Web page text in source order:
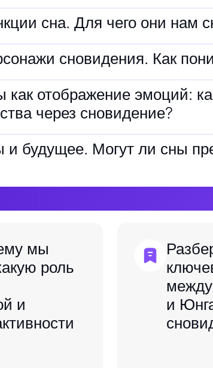
сна. Для чего они нам
сновидения. Как
как отображение эмоций:
через сновидение?
и будущее. Могут ли сны
мы
роль
и
и